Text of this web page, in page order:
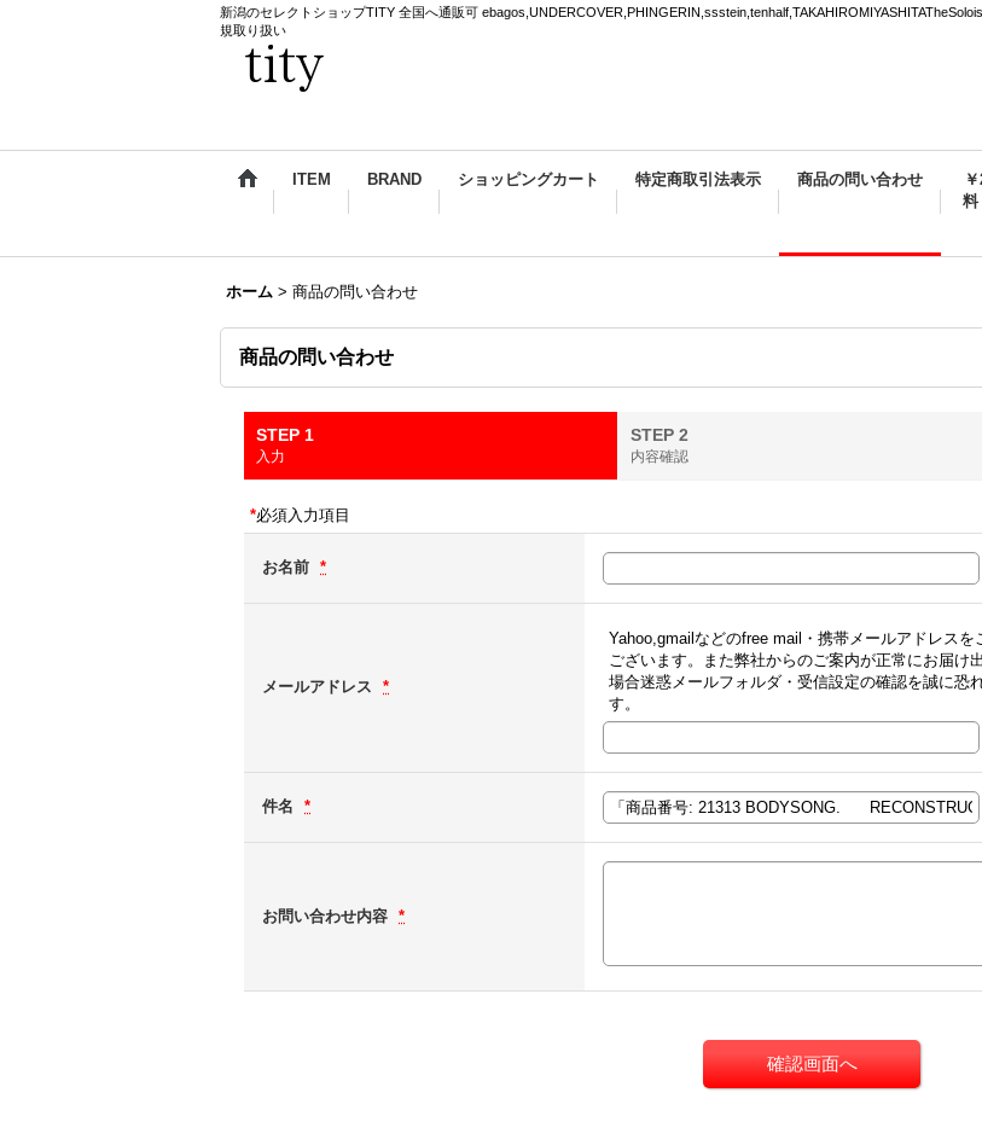
新潟のセレクトショップTITY 全国へ通販可
規取り扱い
ITEM BRAND ショッピングカート 特定商取引法表示 商品の問い合わせ
料
ホーム > 商品の問い合わせ
商品の問い合わせ
STEP 1
入力
STEP 2
内容確認
*必須入力項目
お名前 *
メールアドレス *
Yahoo,gmailなどのfree mail・携帯メールアドレス
ございます。また弊社からのご案内が正常にお届け
場合迷惑メールフォルダ・受信設定の確認を誠に恐
す。
件名 *
お問い合わせ内容 *